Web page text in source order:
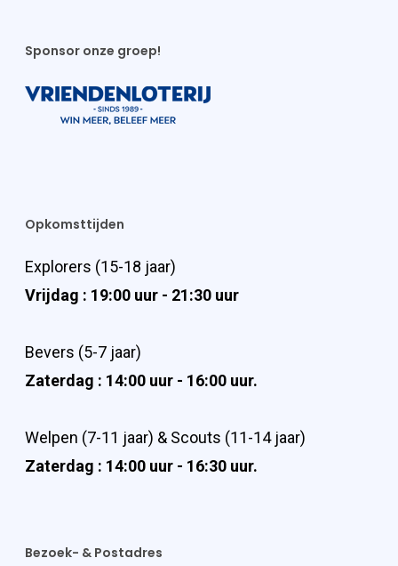
Sponsor onze groep!
Opkomsttijden
Explorers (15-18 jaar)
Vrijdag : 19:00 uur - 21:30 uur
Bevers (5-7 jaar)
Zaterdag : 14:00 uur - 16:00 uur.
Welpen (7-11 jaar) & Scouts (11-14 jaar)
Zaterdag : 14:00 uur - 16:30 uur.
Bezoek- & Postadres